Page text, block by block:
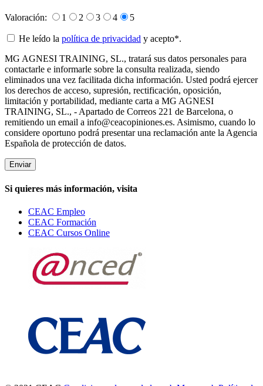
Valoración: 1 2 3 4 5
He leído la política de privacidad y acepto*.
MG AGNESI TRAINING, SL., tratará sus datos personales para
contactarle e informarle sobre la consulta realizada, siendo
eliminados una vez facilitada dicha información. Usted podrá ejercer
los derechos de acceso, supresión, rectificación, oposición,
limitación y portabilidad, mediante carta a MG AGNESI
TRAINING, SL., - Apartado de Correos 221 de Barcelona, o
remitiendo un email a info@ceacopiniones.es. Asimismo, cuando lo
considere oportuno podrá presentar una reclamación ante la Agencia
Española de protección de datos.
Si quieres más información, visita
CEAC Empleo
CEAC Formación
CEAC Cursos Online